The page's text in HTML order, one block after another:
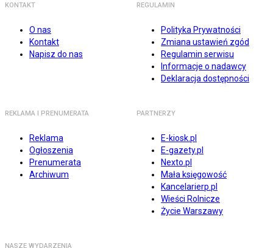
KONTAKT
O nas
Kontakt
Napisz do nas
REGULAMIN
Polityka Prywatności
Zmiana ustawień zgód
Regulamin serwisu
Informacje o nadawcy
Deklaracja dostępności
REKLAMA I PRENUMERATA
Reklama
Ogłoszenia
Prenumerata
Archiwum
PARTNERZY
E-kiosk.pl
E-gazety.pl
Nexto.pl
Mała księgowość
Kancelarierp.pl
Wieści Rolnicze
Życie Warszawy
NASZE WYDARZENIA